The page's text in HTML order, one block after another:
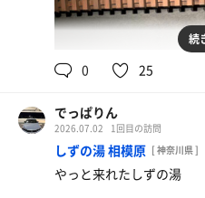
ラム麻婆
信州ハイ
続
0 25
でっぱりん
2026.07.02 1回目の訪問
しずの湯 相模原 [ 神奈川県 ]
やっと来れたしずの湯